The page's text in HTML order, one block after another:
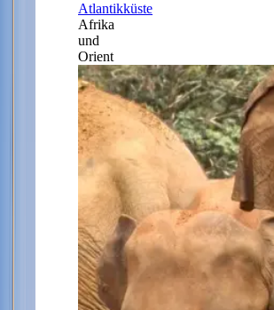
Atlantikküste
Afrika
und
Orient